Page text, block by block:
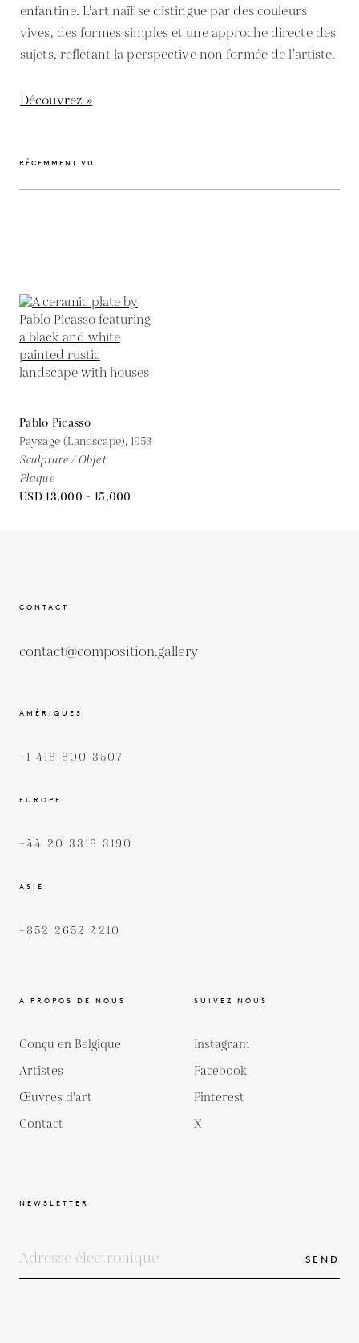
enfantine. L'art naïf se distingue par des couleurs
vives, des formes simples et une approche directe des
sujets, reflétant la perspective non formée de l'artiste.
Découvrez »
RÉCEMMENT VU
Pablo Picasso
Paysage (Landscape), 1953
Sculpture / Objet
Plaque
USD 13,000 - 15,000
CONTACT
contact@composition.gallery
AMÉRIQUES
+1 418 800 3507
EUROPE
+44 20 3318 3190
ASIE
+852 2652 4210
A PROPOS DE NOUS
Conçu en Belgique
Artistes
Œuvres d'art
Contact
SUIVEZ NOUS
Instagram
Facebook
Pinterest
X
NEWSLETTER
SEND